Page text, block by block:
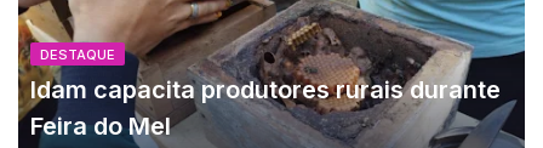
DESTAQUE
Idam capacita produtores rurais durante
Feira do Mel